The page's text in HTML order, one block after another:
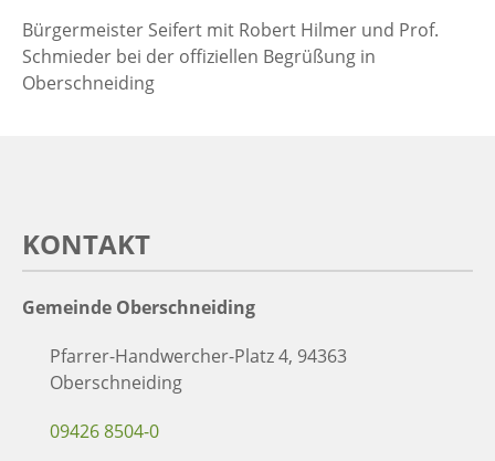
Bürgermeister Seifert mit Robert Hilmer und Prof.
Schmieder bei der offiziellen Begrüßung in
Oberschneiding
KONTAKT
Gemeinde Oberschneiding
Pfarrer-Handwercher-Platz 4, 94363
Oberschneiding
09426 8504-0